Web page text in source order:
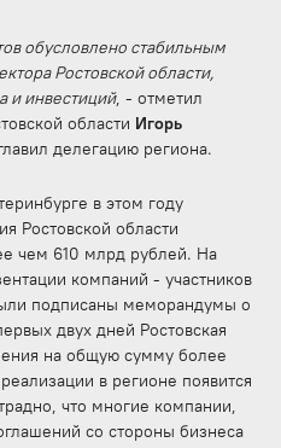
обусловлено стабильным
Ростовской области,
и инвестиций, - отметил
области Игорь
делегацию региона.
в этом году
Ростовской области
чем 610 млрд рублей. На
компаний - участников
подписаны меморандумы о
двух дней Ростовская
на общую сумму более
в регионе появится
что многие компании,
со стороны бизнеса